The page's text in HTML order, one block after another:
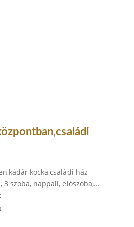
kocka,családi ház
3 szoba, nappali, elószoba,...